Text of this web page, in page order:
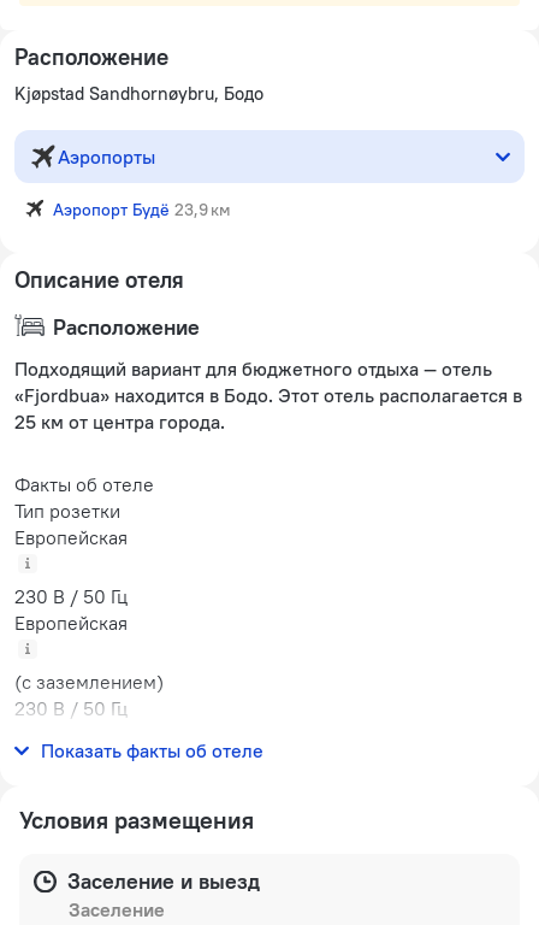
Расположение
Kjøpstad Sandhornøybru, Бодо
Аэропорты
Аэропорт Будё 23,9 км
Описание отеля
Расположение
Подходящий вариант для бюджетного отдыха — отель
«Fjordbua» находится в Бодо. Этот отель располагается в
25 км от центра города.
Факты об отеле
Тип розетки
Европейская
230 В / 50 Гц
Европейская
(с заземлением)
230 В / 50 Гц
14 номеров
Показать факты об отеле
Условия размещения
Заселение и выезд
Заселение